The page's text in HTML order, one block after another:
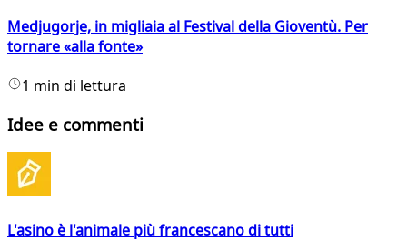
Medjugorje, in migliaia al Festival della Gioventù. Per
tornare «alla fonte»
1 min di lettura
Idee e commenti
L'asino è l'animale più francescano di tutti